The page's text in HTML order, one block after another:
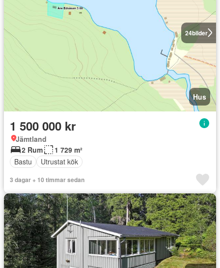
24bilder
Hus
1 500 000 kr
Jämtland
2 Rum
1 729 m²
Bastu
Utrustat kök
3 dagar + 10 timmar sedan